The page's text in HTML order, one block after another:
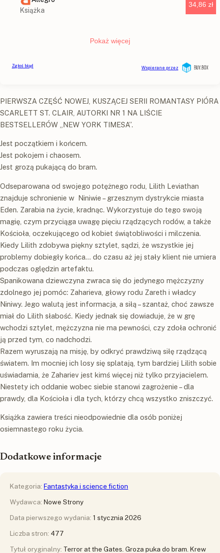
PIERWSZA CZĘŚĆ NOWEJ, KUSZĄCEJ SERII ROMANTASY PIÓRA
SCARLETT ST. CLAIR, AUTORKI NR 1 NA LIŚCIE
BESTSELLERÓW „NEW YORK TIMESA”.
Jest początkiem i końcem.
Jest pokojem i chaosem.
Jest grozą pukającą do bram.
Odseparowana od swojego potężnego rodu, Lilith Leviathan
znajduje schronienie w Niniwie – grzesznym dystrykcie miasta
Eden. Zarabia na życie, kradnąc. Wykorzystuje do tego swoją
magię, czym przyciąga uwagę pięciu rządzących rodów, a także
Kościoła, oczekującego od kobiet świątobliwości i milczenia.
Kiedy Lilith zdobywa piękny sztylet, sądzi, że wszystkie jej
problemy dobiegły końca… do czasu aż jej stały klient nie umiera
podczas oględzin artefaktu.
Spanikowana dziewczyna zwraca się do jedynego mężczyzny
zdolnego jej pomóc: Zaharieva, głowy rodu Zareth i władcy
Niniwy. Jego walutą jest informacja, a siłą – szantaż, choć zawsze
miał do Lilith słabość. Kiedy jednak się dowiaduje, że w grę
wchodzi sztylet, mężczyzna nie ma pewności, czy zdoła ochronić
ją przed tym, co nadchodzi.
Razem wyruszają na misję, by odkryć prawdziwą siłę rządzącą
światem. Im mocniej ich losy się splatają, tym bardziej Lilith sobie
uświadamia, że Zahariev jest kimś więcej niż tylko przyjacielem.
Niestety ich oddanie wobec siebie stanowi zagrożenie – dla
prawdy, dla Kościoła i dla tych, którzy chcą wszystko zniszczyć.
Książka zawiera treści nieodpowiednie dla osób poniżej
osiemnastego roku życia.
Dodatkowe informacje
Kategoria: Fantastyka i science fiction
Wydawca: Nowe Strony
Data pierwszego wydania: 1 stycznia 2026
Liczba stron: 477
Tytuł oryginalny: Terror at the Gates. Groza puka do bram. Krew